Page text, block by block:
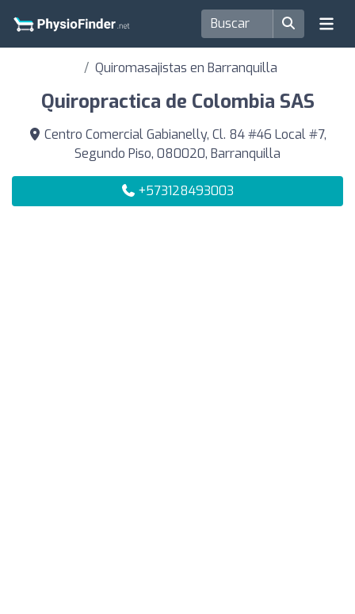
Quiromasajistas en Barranquilla
Quiropractica de Colombia SAS
Centro Comercial Gabianelly, Cl. 84 #46 Local #7,
Segundo Piso, 080020, Barranquilla
+573128493003